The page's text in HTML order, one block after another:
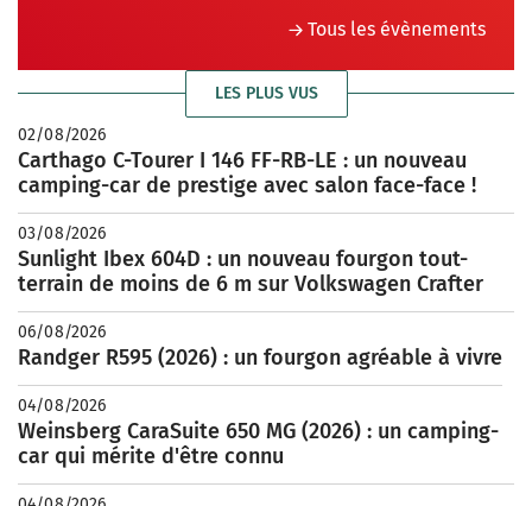
Tous les évènements
LES PLUS VUS
02/08/2026
Carthago C-Tourer I 146 FF-RB-LE : un nouveau
camping-car de prestige avec salon face-face !
03/08/2026
Sunlight Ibex 604D : un nouveau fourgon tout-
terrain de moins de 6 m sur Volkswagen Crafter
06/08/2026
Randger R595 (2026) : un fourgon agréable à vivre
04/08/2026
Weinsberg CaraSuite 650 MG (2026) : un camping-
car qui mérite d'être connu